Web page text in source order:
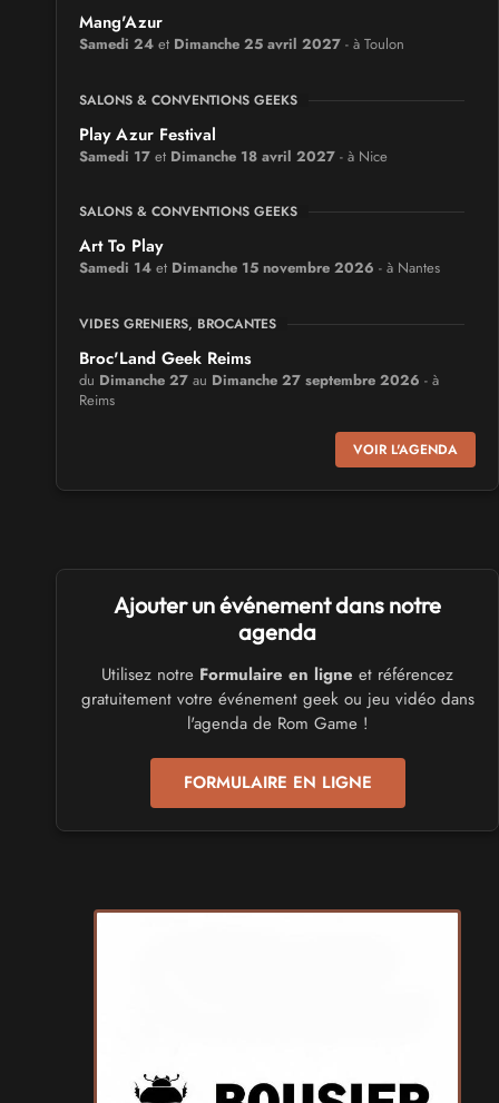
Mang'Azur
Samedi 24 et Dimanche 25 avril 2027 - à Toulon
SALONS & CONVENTIONS GEEKS
Play Azur Festival
Samedi 17 et Dimanche 18 avril 2027 - à Nice
SALONS & CONVENTIONS GEEKS
Art To Play
Samedi 14 et Dimanche 15 novembre 2026 - à Nantes
VIDES GRENIERS, BROCANTES
Broc'Land Geek Reims
du Dimanche 27 au Dimanche 27 septembre 2026 - à
Reims
MangAnime
Arcadia GeekFest
Dimanche 18 octobre 2026
SALONS & CONVENTIONS GEEKS
Samedi 19etDimanche 20 septembre 2026- à Pontarlier
SALONS & CONVENTIONS GEEKS
Terra Mimbusia
Samedi 3etDimanche 4 octobre 2026- à Nègrepelisse
VOIR L'AGENDA
Ajouter un événement dans notre
agenda
Utilisez notre Formulaire en ligne et référencez
gratuitement votre événement geek ou jeu vidéo dans
l'agenda de Rom Game !
FORMULAIRE EN LIGNE